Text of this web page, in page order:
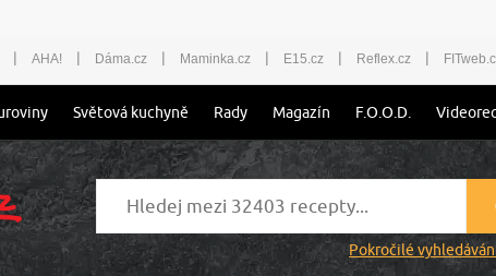
| AHA! | Dáma.cz | Maminka.cz | E15.cz | Reflex.cz |
Světová kuchyně Rady Magazín F.O.O.D.
Pokročilé